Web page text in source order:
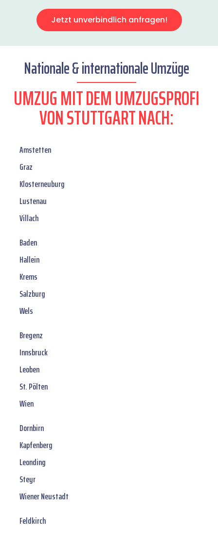
Jetzt unverbindlich anfragen!
Nationale & internationale Umzüge
UMZUG MIT DEM UMZUGSPROFI
VON STUTTGART NACH:
Amstetten
Graz
Klosterneuburg
Lustenau
Villach
Baden
Hallein
Krems
Salzburg
Wels
Bregenz
Innsbruck
Leoben
St. Pölten
Wien
Dornbirn
Kapfenberg
Leonding
Steyr
Wiener Neustadt
Feldkirch